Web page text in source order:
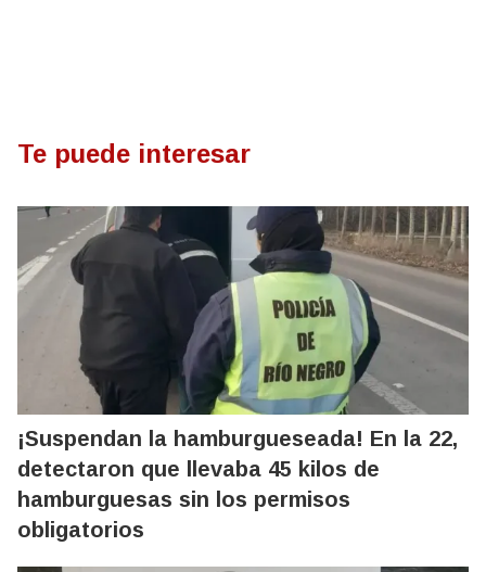
Te puede interesar
¡Suspendan la hamburgueseada! En la 22,
detectaron que llevaba 45 kilos de
hamburguesas sin los permisos
obligatorios